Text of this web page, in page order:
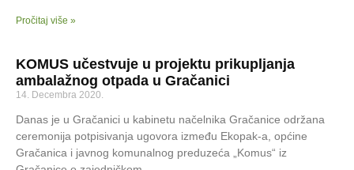
Pročitaj više »
KOMUS učestvuje u projektu prikupljanja
ambalažnog otpada u Gračanici
14. Decembra 2020.
Danas je u Gračanici u kabinetu načelnika Gračanice održana
ceremonija potpisivanja ugovora između Ekopak-a, općine
Gračanica i javnog komunalnog preduzeća „Komus“ iz